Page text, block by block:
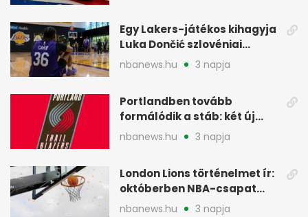
Egy Lakers-játékos kihagyja
Luka Dončić szlovéniai
minicampjét
nbanews.hu 3 napja
Portlandben tovább
formálódik a stáb: két új
szakember a Blazersnél
nbanews.hu 3 napja
London Lions történelmet ír:
októberben NBA-csapat
ellen lép pályára
nbanews.hu 3 napja